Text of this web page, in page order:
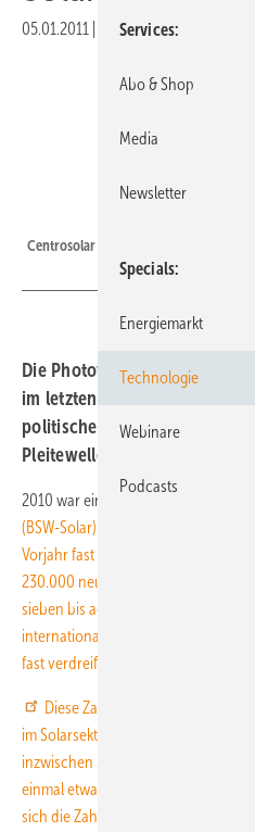
05.01.2011 Druckvorschau
Centrosolar Sonnenstromfabrik
Die Photovoltaikbranche hat
im letzten Jahr mehr als
politischen Schlingerkurs in
Pleitewelle.
2010 war ein Rekordjahr für die
(BSW-Solar) hat sich allein in
Vorjahr fast verdoppelt. Nach
230.000 neue Solarstromanlagen
sieben bis acht Gigawatt in Betrieb
internationale Geschäft lief sehr gut.
fast verdreifacht.
Diese Zahlen schlagen sich
im Solarsektor nieder. Allein in der
inzwischen 133.000 Menschen
einmal etwa 20.000 Arbeitsplätze in
sich die Zahl der Beschäftigten in
Services
Abo & Shop
Media
Newsletter
Specials
Energiemarkt
Technologie
Webinare
Podcasts